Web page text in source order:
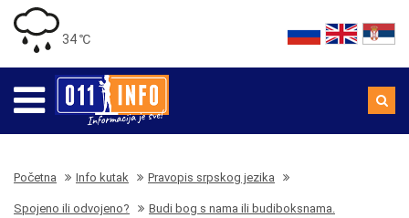
34 ℃
Početna Info kutak Pravopis srpskog jezika
Spojeno ili odvojeno? Budi bog s nama ili budiboksnama.